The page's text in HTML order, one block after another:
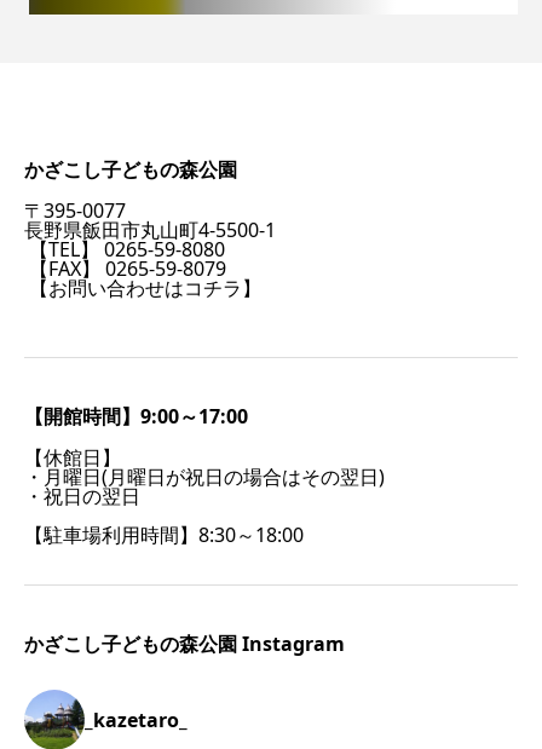
かざこし子どもの森公園
〒395-0077
長野県飯田市丸山町4-5500-1
【TEL】 0265-59-8080
【FAX】 0265-59-8079
【お問い合わせはコチラ】
【開館時間】9:00～17:00
【休館日】
・月曜日(月曜日が祝日の場合はその翌日)
・祝日の翌日
【駐車場利用時間】8:30～18:00
かざこし子どもの森公園 Instagram
_kazetaro_